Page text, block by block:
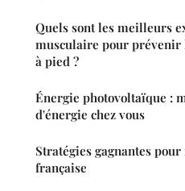
Quels sont les meilleurs
musculaire pour prévenir
à pied ?
Énergie photovoltaïque :
d'énergie chez vous
Stratégies gagnantes
française